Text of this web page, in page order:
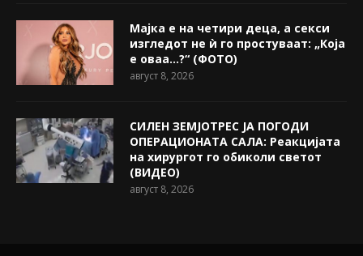
Мајка е на четири деца, а секси
изгледот не ѝ го простуваат: „Која
е оваа…?“ (ФОТО)
август 8, 2026
СИЛЕН ЗЕМЈОТРЕС ЈА ПОГОДИ
ОПЕРАЦИОНАТА САЛА: Реакцијата
на хирургот го обиколи светот
(ВИДЕО)
август 8, 2026